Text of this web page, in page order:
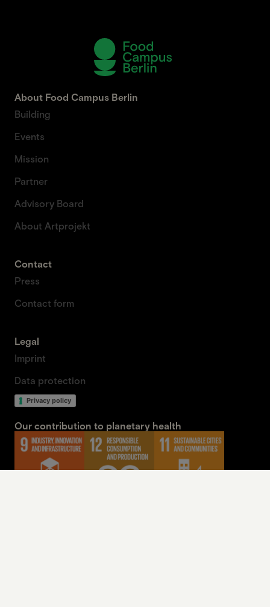
About Food Campus Berlin
Building
Events
Mission
Partner
Advisory Board
About Artprojekt
Contact
Press
Contact form
Legal
Imprint
Data protection
Privacy policy
Our contribution to planetary health